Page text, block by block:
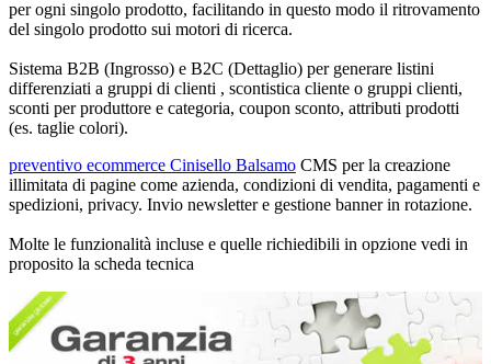
per ogni singolo prodotto, facilitando in questo modo il ritrovamento
del singolo prodotto sui motori di ricerca.
Sistema B2B (Ingrosso) e B2C (Dettaglio) per generare listini
differenziati a gruppi di clienti , scontistica cliente o gruppi clienti,
sconti per produttore e categoria, coupon sconto, attributi prodotti
(es. taglie colori).
preventivo ecommerce Cinisello Balsamo CMS per la creazione
illimitata di pagine come azienda, condizioni di vendita, pagamenti e
spedizioni, privacy. Invio newsletter e gestione banner in rotazione.
Molte le funzionalità incluse e quelle richiedibili in opzione vedi in
proposito la scheda tecnica